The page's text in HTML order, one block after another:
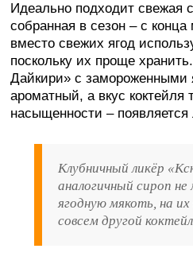
Идеально подходит свежая
собранная в сезон – с
вместо свежих ягод
поскольку их проще
Дайкири» с замороженными
ароматный, а вкус коктейля
насыщенности – появляется
Клубничный ликёр
аналогичный сироп
ягодную мякоть, на их
совсем другой